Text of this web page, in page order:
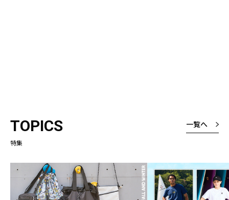
TOPICS
特集
一覧へ